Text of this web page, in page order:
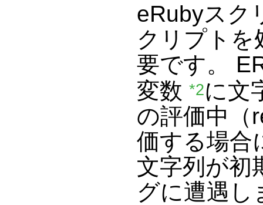
eRubyスク
クリプトを
要です。
変数 *2に文
の評価中（
価する場合
文字列が初
グに遭遇し